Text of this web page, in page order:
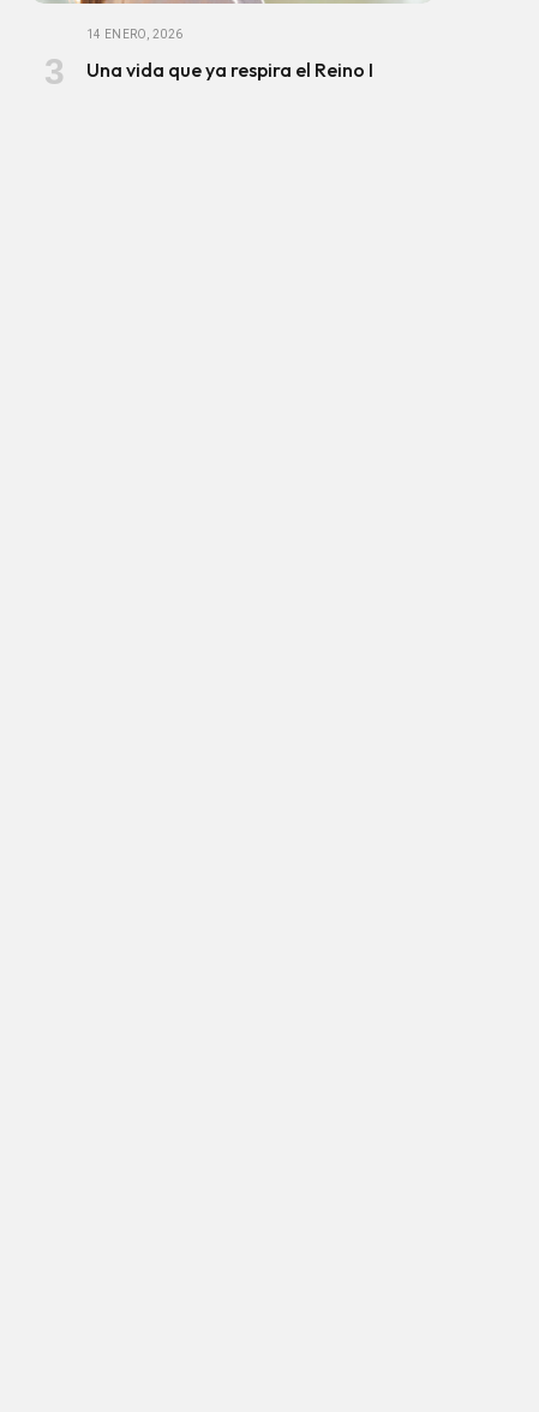
14 ENERO, 2026
Una vida que ya respira el Reino I